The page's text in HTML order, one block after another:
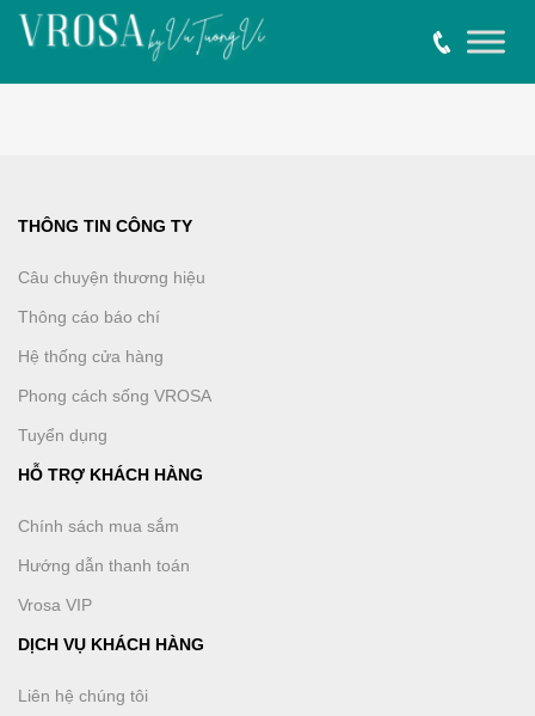
THÔNG TIN CÔNG TY
Câu chuyện thương hiệu
Thông cáo báo chí
Hệ thống cửa hàng
Phong cách sống VROSA
Tuyển dụng
HỖ TRỢ KHÁCH HÀNG
Chính sách mua sắm
Hướng dẫn thanh toán
Vrosa VIP
DỊCH VỤ KHÁCH HÀNG
Liên hệ chúng tôi